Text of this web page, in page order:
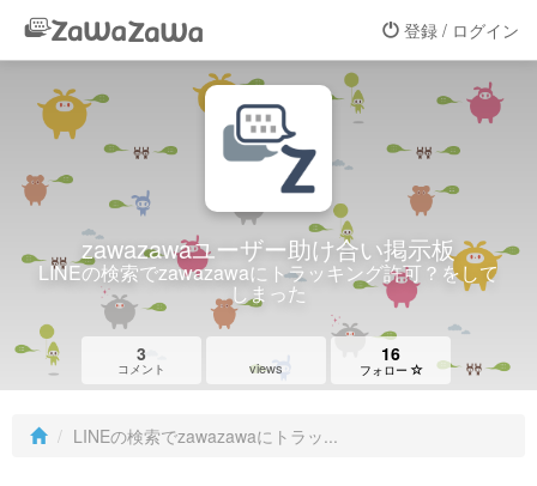
登録 / ログイン
zawazawaユーザー助け合い掲示板
LINEの検索でzawazawaにトラッキング許可？をして
しまった
3
コメント views
16
フォロー
LINEの検索でzawazawaにトラッ...